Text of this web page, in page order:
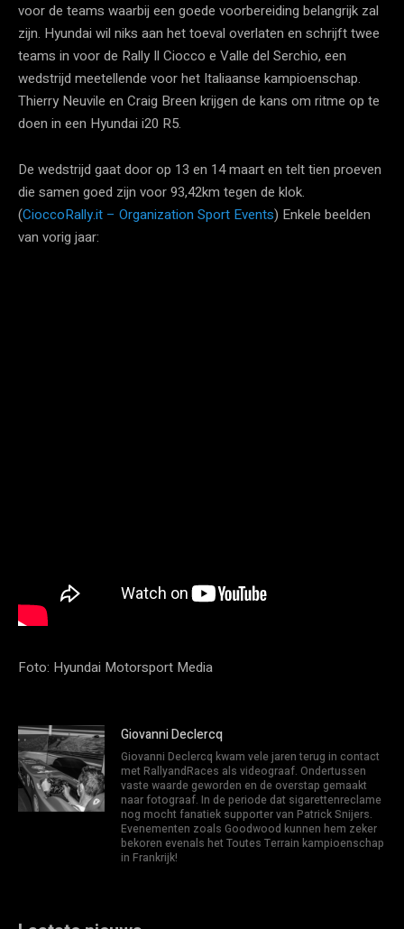
voor de teams waarbij een goede voorbereiding belangrijk zal
zijn. Hyundai wil niks aan het toeval overlaten en schrijft twee
teams in voor de Rally Il Ciocco e Valle del Serchio, een
wedstrijd meetellende voor het Italiaanse kampioenschap.
Thierry Neuvile en Craig Breen krijgen de kans om ritme op te
doen in een Hyundai i20 R5.
De wedstrijd gaat door op 13 en 14 maart en telt tien proeven
die samen goed zijn voor 93,42km tegen de klok.
(CioccoRally.it – Organization Sport Events) Enkele beelden
van vorig jaar:
Foto: Hyundai Motorsport Media
Giovanni Declercq
Giovanni Declercq kwam vele jaren terug in contact
met RallyandRaces als videograaf. Ondertussen
vaste waarde geworden en de overstap gemaakt
naar fotograaf. In de periode dat sigarettenreclame
nog mocht fanatiek supporter van Patrick Snijers.
Evenementen zoals Goodwood kunnen hem zeker
bekoren evenals het Toutes Terrain kampioenschap
in Frankrijk!